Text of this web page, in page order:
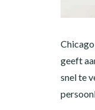
geeft
snel te